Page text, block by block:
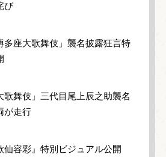
び
多座大歌舞伎」襲名披露狂言特
歌舞伎」三代目尾上辰之助襲名
が走行
仙容彩』特別ビジュアル公開